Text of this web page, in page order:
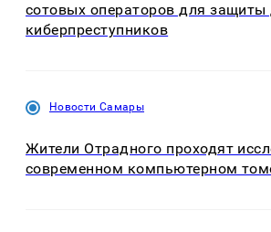
сотовых операторов для защиты
киберпреступников
Новости Самары
Жители Отрадного проходят
современном компьютерном